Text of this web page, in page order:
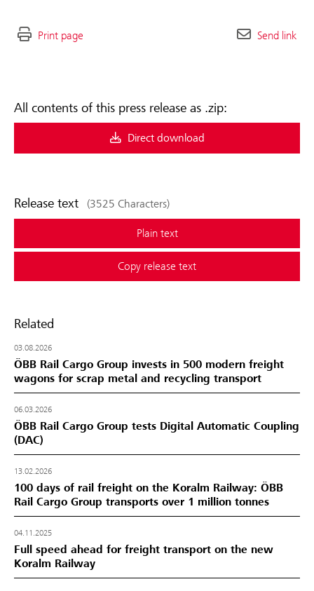
All contents of this press release as .zip:
Direct download
Release text (3525 Characters)
Plain text
Copy release text
Related
03.08.2026
ÖBB Rail Cargo Group invests in 500 modern freight
wagons for scrap metal and recycling transport
06.03.2026
ÖBB Rail Cargo Group tests Digital Automatic Coupling
(DAC)
13.02.2026
100 days of rail freight on the Koralm Railway: ÖBB
Rail Cargo Group transports over 1 million tonnes
04.11.2025
Full speed ahead for freight transport on the new
Koralm Railway
Print page Send link